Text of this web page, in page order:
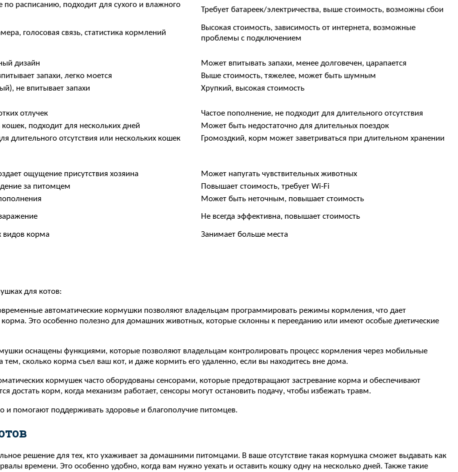
расписанию, подходит для сухого и влажного
Требует батареек/электричества, выше стоимость, возможны сбои
голосовая связь, статистика кормлений
Высокая стоимость, зависимость от интернета, возможные
проблемы с подключением
дизайн
Может впитывать запахи, менее долговечен, царапается
запахи, легко моется
Выше стоимость, тяжелее, может быть шумным
не впитывает запахи
Хрупкий, высокая стоимость
отлучек
Частое пополнение, не подходит для длительного отсутствия
подходит для нескольких дней
Может быть недостаточно для длительных поездок
длительного отсутствия или нескольких кошек
Громоздкий, корм может заветриваться при длительном хранении
ощущение присутствия хозяина
Может напугать чувствительных животных
за питомцем
Повышает стоимость, требует Wi-Fi
Может быть неточным, повышает стоимость
Не всегда эффективна, повышает стоимость
видов корма Занимает больше места
для котов:
автоматические кормушки позволяют владельцам программировать режимы кормления, что дает
Это особенно полезно для домашних животных, которые склонны к перееданию или имеют особые диетические
оснащены функциями, которые позволяют владельцам контролировать процесс кормления через мобильные
сколько корма съел ваш кот, и даже кормить его удаленно, если вы находитесь вне дома.
кормушек часто оборудованы сенсорами, которые предотвращают застревание корма и обеспечивают
достать корм, когда механизм работает, сенсоры могут остановить подачу, чтобы избежать травм.
и помогают поддерживать здоровье и благополучие питомцев.
решение для тех, кто ухаживает за домашними питомцами. В ваше отсутствие такая кормушка сможет выдавать как
времени. Это особенно удобно, когда вам нужно уехать и оставить кошку одну на несколько дней. Также такие